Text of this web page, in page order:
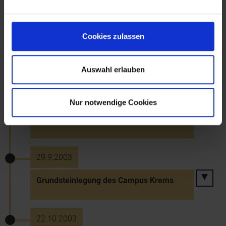
Cookies zulassen
Auswahl erlauben
Nur notwendige Cookies
25.9.2003 bis 29.9.2003
Jubiläumsfest "800 Jahre Walther von
25.9.2003
Herausgabe einer Werner Schlager-
Sondermarke durch die Post
29.9.2003
Grundsteinlegung des Campus Krems
22.10.2003